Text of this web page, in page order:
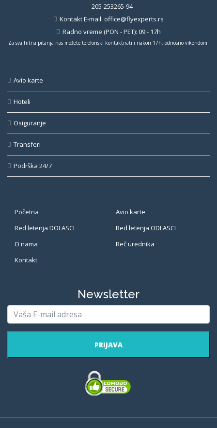
205-253265-94
Kontakt E-mail: office@flyexperts.rs
Radno vreme (PON - PET): 09 - 17h
Za sva hitna pitanja nas možete telefonski kontaktirati i nakon 17h, odnosno vikendom.
Avio karte
Hoteli
Osiguranje
Transferi
Podrška 24/7
Početna
Avio karte
Red letenja DOLASCI
Red letenja ODLASCI
O nama
Reč urednika
Kontakt
Newsletter
PRIJAVA